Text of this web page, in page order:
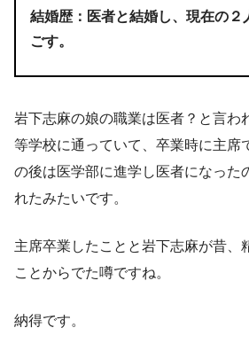
結婚歴：医者と結婚し、現在の２
ごす。
岩下志麻の娘の職業は医者？ と言わ
等学校に通っていて、卒業時に主席
の後は医学部に進学し医者になった
れたみたいです。
主席卒業したことと岩下志麻が昔、
ことからでた噂ですね。
納得です。